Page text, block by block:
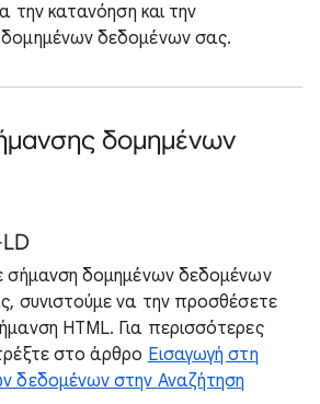
την κατανόηση και την
δεδομένων σας.
δομημένων
σήμανση δομημένων δεδομένων
συνιστούμε να την προσθέσετε
HTML. Για περισσότερες
στο άρθρο Εισαγωγή στη
δεδομένων στην Αναζήτηση